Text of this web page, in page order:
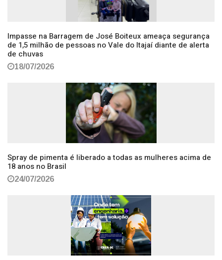
Impasse na Barragem de José Boiteux ameaça segurança
de 1,5 milhão de pessoas no Vale do Itajaí diante de alerta
de chuvas
18/07/2026
Spray de pimenta é liberado a todas as mulheres acima de
18 anos no Brasil
24/07/2026